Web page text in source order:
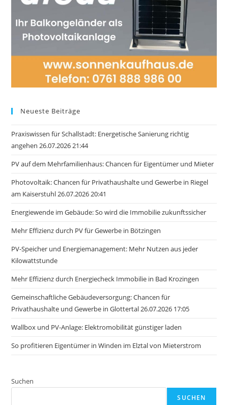
Neueste Beiträge
Praxiswissen für Schallstadt: Energetische Sanierung richtig
angehen 26.07.2026 21:44
PV auf dem Mehrfamilienhaus: Chancen für Eigentümer und Mieter
Photovoltaik: Chancen für Privathaushalte und Gewerbe in Riegel
am Kaiserstuhl 26.07.2026 20:41
Energiewende im Gebäude: So wird die Immobilie zukunftssicher
Mehr Effizienz durch PV für Gewerbe in Bötzingen
PV-Speicher und Energiemanagement: Mehr Nutzen aus jeder
Kilowattstunde
Mehr Effizienz durch Energiecheck Immobilie in Bad Krozingen
Gemeinschaftliche Gebäudeversorgung: Chancen für
Privathaushalte und Gewerbe in Glottertal 26.07.2026 17:05
Wallbox und PV-Anlage: Elektromobilität günstiger laden
So profitieren Eigentümer in Winden im Elztal von Mieterstrom
Suchen
SUCHEN